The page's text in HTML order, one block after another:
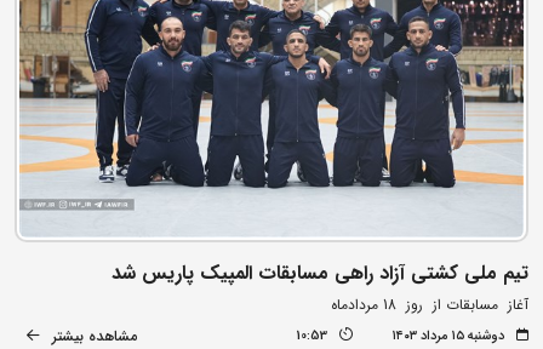
تیم ملی کشتی آزاد راهی مسابقات المپیک پاریس شد
آغاز مسابقات از روز 18 مردادماه
دوشنبه ۱۵ مرداد ۱۴۰۳ 10:53 مشاهده بیشتر